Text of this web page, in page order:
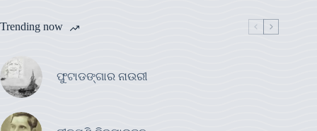
Trending now
ଫୁଟାଡଙ୍ଗାର ନାଉରୀ